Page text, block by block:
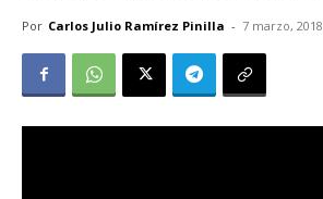
Por Carlos Julio Ramírez Pinilla - 7 marzo, 2018